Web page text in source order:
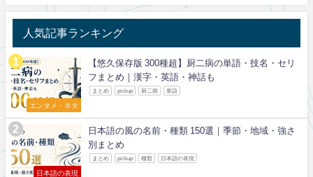
人気記事ランキング
エンタメ・ネタ
【悠久保存版 300種超】厨二病の単語・技名・セリ
フまとめ｜漢字・英語・神話も
まとめ pickup 厨二病 単語
日本語の表現
日本語の風の名前・種類 150選｜季節・地域・強さ
別まとめ
まとめ pickup 種類 日本語の表現